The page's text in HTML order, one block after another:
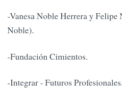
-Vanesa Noble Herrera y
Noble).
-Fundación Cimientos.
-Integrar - Futuros Profesionales.